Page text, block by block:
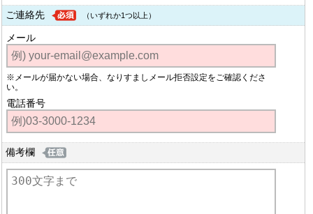
ご連絡先 （いずれか1つ以上）
メール
※メールが届かない場合、なりすましメール拒否設定をご確認くださ
い。
電話番号
備考欄